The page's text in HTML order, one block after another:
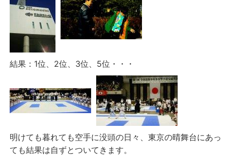
結果：1位、2位、3位、5位・・・
明けても暮れても空手に没頭の日々、東京の晴舞台にあっ
ても結果は自ずとついてきます。